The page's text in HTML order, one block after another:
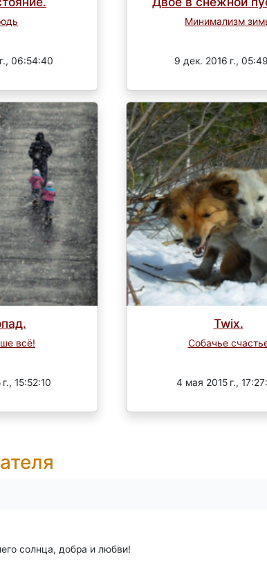
06:54:40
Минимализм
9 дек. 2016 г.,
всё!
15:52:10
Twix.
Собачье
4 мая 2015 г.,
солнца, добра и любви!